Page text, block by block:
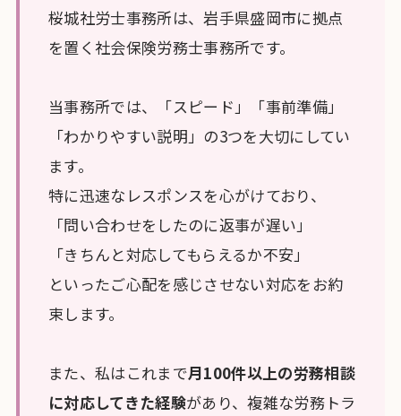
桜城社労士事務所は、岩手県盛岡市に拠点
を置く社会保険労務士事務所です。
当事務所では、「スピード」「事前準備」
「わかりやすい説明」の3つを大切にしてい
ます。
特に迅速なレスポンスを心がけており、
「問い合わせをしたのに返事が遅い」
「きちんと対応してもらえるか不安」
といったご心配を感じさせない対応をお約
束します。
また、私はこれまで月100件以上の労務相談
に対応してきた経験があり、複雑な労務トラ